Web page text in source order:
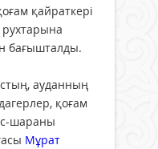
қайраткері
бағышталды.
ауданның
қоғам
шараны
Мұрат